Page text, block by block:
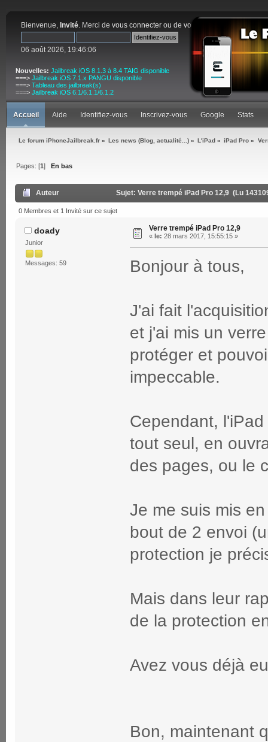
Bienvenue, Invité. Merci de vous connecter ou de vous inscrire
06 août 2026, 19:46:06
Nouvelles: Jailbreak iOS 8.1.3 à 8.4 TAIG disponible
===> Jailbreak iOS 7.1.x PANGU disponible
===> Tableau des jailbreak(s)
===> Jailbreak iOS 6.1/6.1.1/6.1.2
Accueil Aide Identifiez-vous Inscrivez-vous Google Stats
Le forum iPhoneJailbreak.fr » Les news (Blog, actualité...) » L'iPad » iPad Pro »
Pages: [1] En bas
Auteur Sujet: Verre trempé iPad Pro 12,9 (Lu
0 Membres et 1 Invité sur ce sujet
doady
Junior
Messages: 59
Verre trempé iPad Pro 12,9
« le: 28 mars 2017, 15:55:15 »
Bonjour à tous,
J'ai fait
et j'ai mis un
protéger et
impeccable.
Cependant,
tout seul, en
des pages, ou le
Je me suis mis
bout de 2 envoi
protection je
Mais dans leur
de la protection
Avez vous déjà
Bon, maintenant